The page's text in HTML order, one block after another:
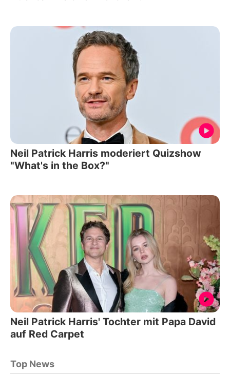
Neil Patrick Harris moderiert Quizshow
"What's in the Box?"
Neil Patrick Harris' Tochter mit Papa David
auf Red Carpet
Top News